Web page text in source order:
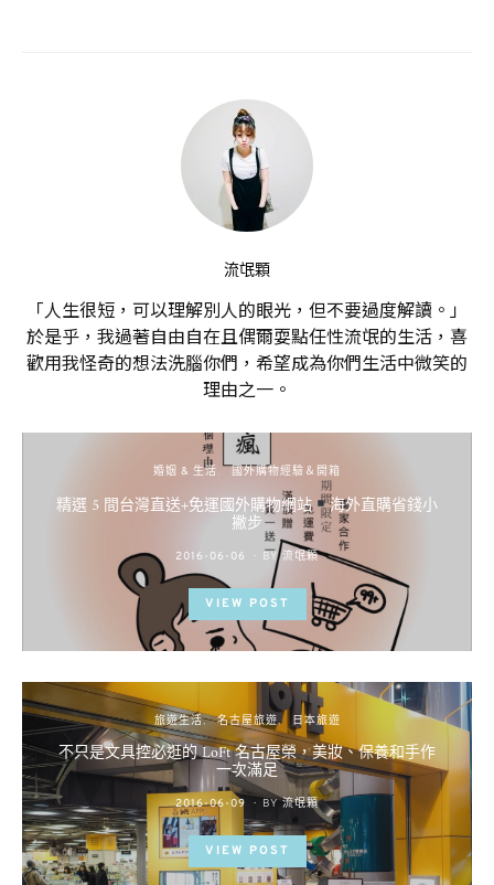
流氓顆
「人生很短，可以理解別人的眼光，但不要過度解讀。」
於是乎，我過著自由自在且偶爾耍點任性流氓的生活，喜
歡用我怪奇的想法洗腦你們，希望成為你們生活中微笑的
理由之一。
婚姻 & 生活 國外購物經驗＆開箱
精選 5 間台灣直送+免運國外購物網站 海外直購省錢小
撇步
POSTED
ON
2016-06-06 BY 流氓顆
VIEW POST
旅遊生活 名古屋旅遊 日本旅遊
不只是文具控必逛的 LoFt 名古屋榮，美妝、保養和手作
一次滿足
POSTED
ON
2016-06-09 BY 流氓顆
VIEW POST